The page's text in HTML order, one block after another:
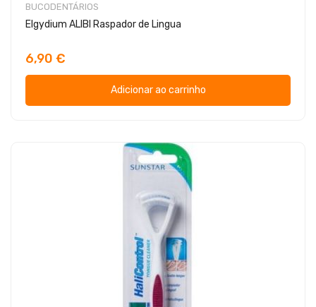
BUCODENTÁRIOS
Elgydium ALIBI Raspador de Lingua
6,90 €
Adicionar ao carrinho